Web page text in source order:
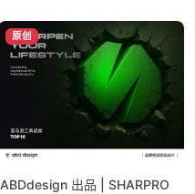
原创
ABDdesign 出品 | SHARPRO